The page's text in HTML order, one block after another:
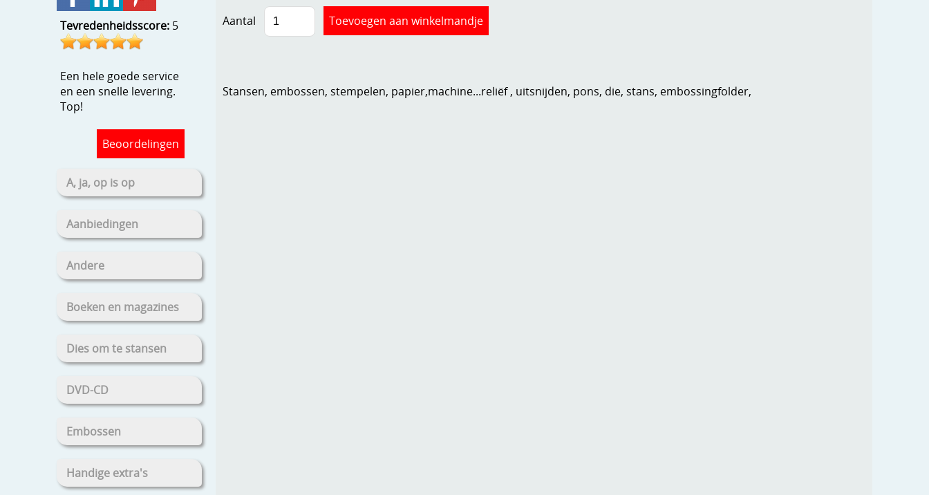
Tevredenheidsscore: 5
Een hele goede service
en een snelle levering.
Top!
Beoordelingen
A, ja, op is op
Aanbiedingen
Andere
Boeken en magazines
Dies om te stansen
DVD-CD
Embossen
Handige extra's
Aantal
Stansen, embossen, stempelen, papier,machine...reliëf , uitsnijden, pons, die, stans, embossingfolder,